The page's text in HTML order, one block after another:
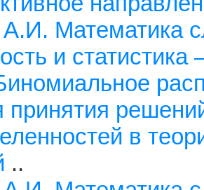
Математика
и статистика
принятия
в
..